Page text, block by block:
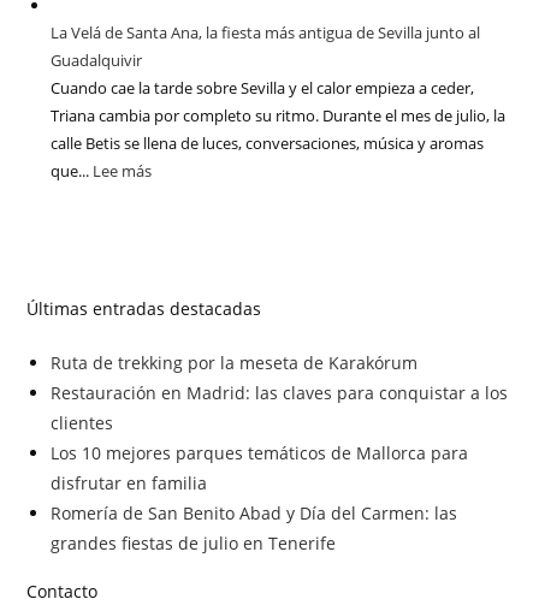
La Velá de Santa Ana, la fiesta más antigua de Sevilla junto al
Guadalquivir
Cuando cae la tarde sobre Sevilla y el calor empieza a ceder,
Triana cambia por completo su ritmo. Durante el mes de julio, la
calle Betis se llena de luces, conversaciones, música y aromas
que... Lee más
Últimas entradas destacadas
Ruta de trekking por la meseta de Karakórum
Restauración en Madrid: las claves para conquistar a los
clientes
Los 10 mejores parques temáticos de Mallorca para
disfrutar en familia
Romería de San Benito Abad y Día del Carmen: las
grandes fiestas de julio en Tenerife
Contacto